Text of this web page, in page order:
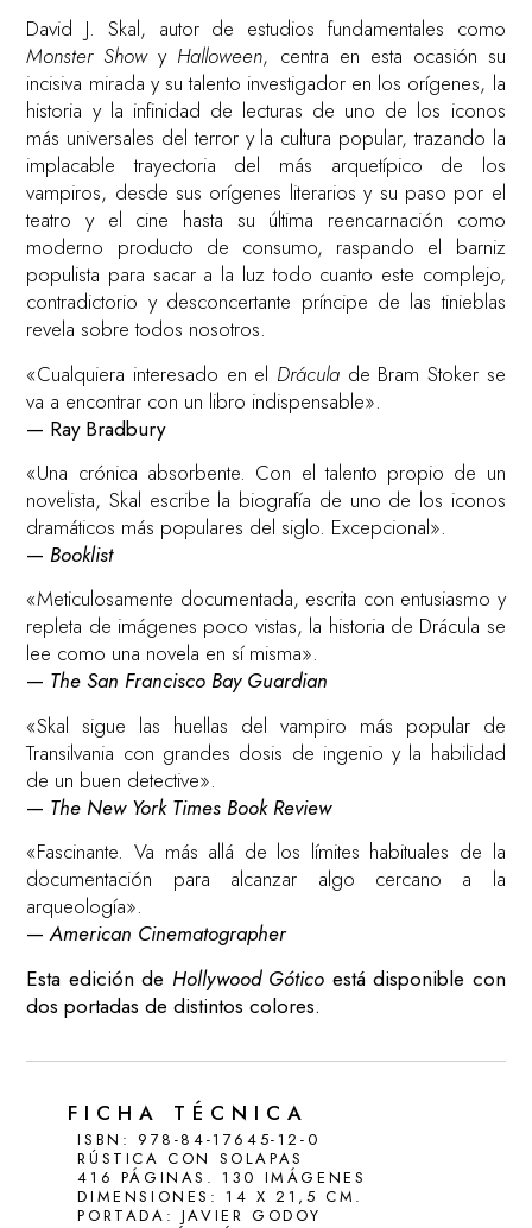
David J. Skal, autor de estudios fundamentales como
Monster Showy Halloween, centra en esta ocasión su
incisiva mirada y su talento investigador en los orígenes, la
historia y la infinidad de lecturas de uno de los iconos
más universales del terror y la cultura popular, trazando la
implacable trayectoria del más arquetípico de los
vampiros, desde sus orígenes literarios y su paso por el
teatro y el cine hasta su última reencarnación como
moderno producto de consumo, raspando el barniz
populista para sacar a la luz todo cuanto este complejo,
contradictorio y desconcertante príncipe de las tinieblas
revela sobre todos nosotros.
«Cualquiera interesado en el Drácula de Bram Stoker se
va a encontrar con un libro indispensable».
— Ray Bradbury
«Una crónica absorbente. Con el talento propio de un
novelista, Skal escribe la biografía de uno de los iconos
dramáticos más populares del siglo. Excepcional».
— Booklist
«Meticulosamente documentada, escrita con entusiasmo y
repleta de imágenes poco vistas, la historia de Drácula se
lee como una novela en sí misma».
— The San Francisco Bay Guardian
«Skal sigue las huellas del vampiro más popular de
Transilvania con grandes dosis de ingenio y la habilidad
de un buen detective».
— The New York Times Book Review
«Fascinante. Va más allá de los límites habituales de la
documentación para alcanzar algo cercano a la
arqueología».
—American Cinematographer
Esta edición de Hollywood Gótico está disponible con
dos portadas de distintos colores.
FICHA TÉCNICA
ISBN: 978-84-17645-12-0
RÚSTICA CON SOLAPAS
416 PÁGINAS. 130 IMÁGENES
DIMENSIONES: 14 X 21,5 CM.
PORTADA: JAVIER GODOY